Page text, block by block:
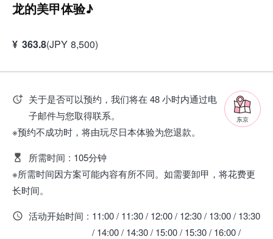
龙的美甲体验♪
¥ 363.8(JPY 8,500)
东京
关于是否可以预约，我们将在 48 小时内通过电
子邮件与您取得联系。
※预约不成功时，将由玩尽日本体验为您退款。
所需时间 : 105分钟
※所需时间因方案可能内容有所不同。如需要卸甲，将花费更
长时间。
活动开始时间 : 11:00 / 11:30 / 12:00 / 12:30 / 13:00 / 13:30
/ 14:00 / 14:30 / 15:00 / 15:30 / 16:00 /